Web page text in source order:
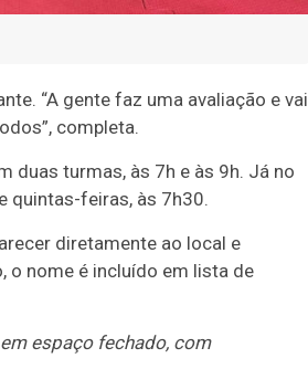
“A gente faz uma avaliação e vai
completa.
duas turmas, às 7h e às 9h. Já no
quintas-feiras, às 7h30.
diretamente ao local e
o nome é incluído em lista de
espaço fechado, com